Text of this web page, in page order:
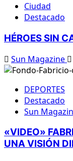
Ciudad
Destacado
HÉROES SIN
Sun Magazine
DEPORTES
Destacado
Sun
«VIDEO»
UNA VISIÓN